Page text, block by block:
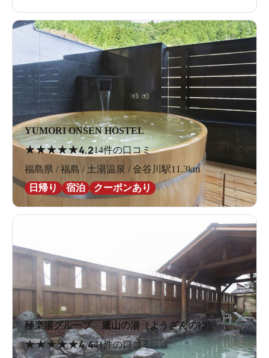
YUMORI ONSEN HOSTEL
★★★★★4.214件の口コミ
福島県 / 福島 / 土湯温泉 / 金谷川駅11.3km
日帰り
宿泊 クーポンあり
極楽湯グループ 鷹山の湯（ようざんのゆ）
★★★★★4.441件の口コミ